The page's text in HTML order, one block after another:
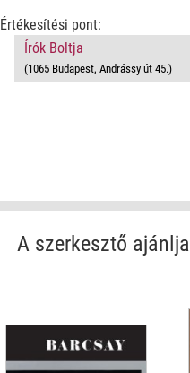
Értékesítési pont:
Írók Boltja
(1065 Budapest, Andrássy út 45.)
A szerkesztő ajánlja